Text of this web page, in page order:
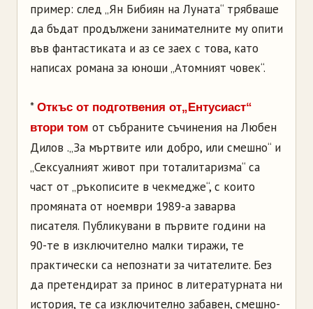
пример: след „Ян Бибиян на Луната“ трябваше
да бъдат продължени занимателните му опити
във фантастиката и аз се заех с това, като
написах романа за юноши „Атомният човек“.
* Откъс от подготвения от„Ентусиаст“
втори том от събраните съчинения на Любен
Дилов .„За мъртвите или добро, или смешно“ и
„Сексуалният живот при тоталитаризма“ са
част от „ръкописите в чекмедже“, с които
промяната от ноември 1989-а заварва
писателя. Публикувани в първите години на
90-те в изключително малки тиражи, те
практически са непознати за читателите. Без
да претендират за принос в литературната ни
история, те са изключително забавен, смешно-